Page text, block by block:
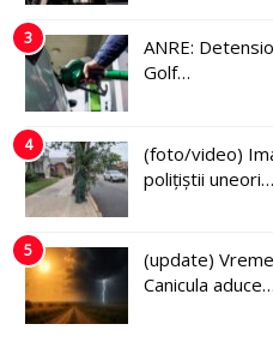
3
ANRE:
Golf…
4
(foto/video)
polițiștii uneori…
5
(update)
Canicula aduce…